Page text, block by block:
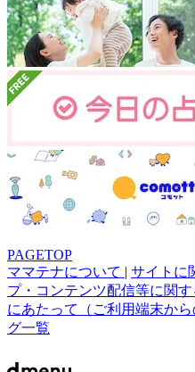
PAGETOP
ママテナについて | サイトに
プ・コンテンツ配信等に関
にあたって（ご利用端末か
グ一覧